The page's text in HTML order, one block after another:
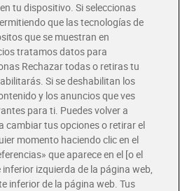
a 100€
Uber Eats
exclusivas.
y busca tu tienda más cercana
tu dispositivo. Si seleccionas
que las tecnologías de
que se muestran en
tratamos datos para
Rechazar todas o retiras tu
Si se deshabilitan los
y los anuncios que ves
para ti. Puedes volver a
cambiar tus opciones o retirar el
momento haciendo clic en el
que aparece en el [o el
izquierda de la página web,
inferior de la página web. Tus